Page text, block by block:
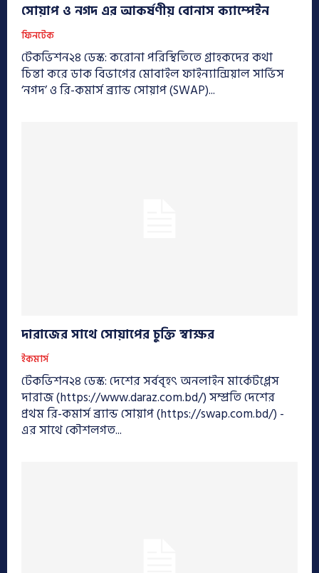
সোয়াপ ও নগদ এর আকর্ষণীয় বোনাস ক্যাম্পেইন
ফিনটেক
টেকভিশন২৪ ডেস্ক: করোনা পরিস্থিতিতে গ্রাহকদের কথা
চিন্তা করে ডাক বিভাগের মোবাইল ফাইন্যান্সিয়াল সার্ভিস
‘নগদ’ ও রি-কমার্স ব্র্যান্ড সোয়াপ (SWAP)...
দারাজের সাথে সোয়াপের চুক্তি স্বাক্ষর
ইকমার্স
টেকভিশন২৪ ডেস্ক: দেশের সর্ববৃহৎ অনলাইন মার্কেটপ্লেস
দারাজ (https://www.daraz.com.bd/) সম্প্রতি দেশের
প্রথম রি-কমার্স ব্র্যান্ড সোয়াপ (https://swap.com.bd/) -
এর সাথে কৌশলগত...